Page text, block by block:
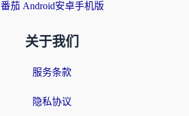
番茄 Android安卓手机版
关于我们
服务条款
隐私协议